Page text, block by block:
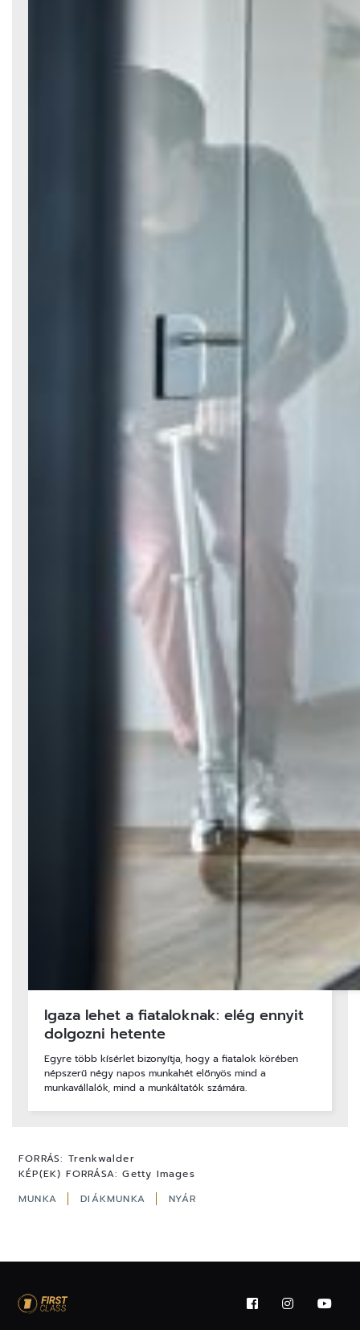
Igaza lehet a fiataloknak: elég ennyit
dolgozni hetente
Egyre több kísérlet bizonyítja, hogy a fiatalok körében
népszerű négy napos munkahét előnyös mind a
munkavállalók, mind a munkáltatók számára.
FORRÁS: Trenkwalder
KÉP(EK) FORRÁSA: Getty Images
MUNKA
DIÁKMUNKA NYÁR